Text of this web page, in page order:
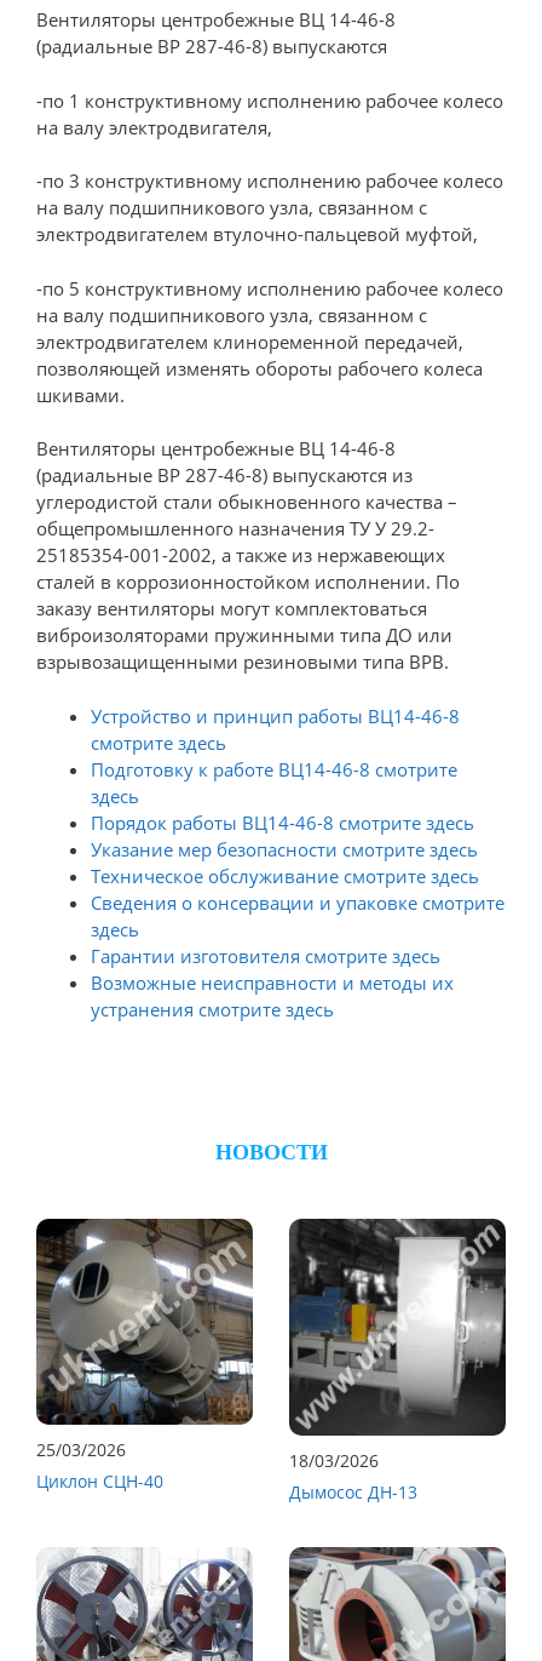
Вентиляторы центробежные ВЦ 14-46-8
(радиальные ВР 287-46-8) выпускаются
-по 1 конструктивному исполнению рабочее колесо
на валу электродвигателя,
-по 3 конструктивному исполнению рабочее колесо
на валу подшипникового узла, связанном с
электродвигателем втулочно-пальцевой муфтой,
-по 5 конструктивному исполнению рабочее колесо
на валу подшипникового узла, связанном с
электродвигателем клиноременной передачей,
позволяющей изменять обороты рабочего колеса
шкивами.
Вентиляторы центробежные ВЦ 14-46-8
(радиальные ВР 287-46-8) выпускаются из
углеродистой стали обыкновенного качества –
общепромышленного назначения ТУ У 29.2-
25185354-001-2002, а также из нержавеющих
сталей в коррозионностойком исполнении. По
заказу вентиляторы могут комплектоваться
виброизоляторами пружинными типа ДО или
взрывозащищенными резиновыми типа ВРВ.
Устройство и принцип работы ВЦ14-46-8
смотрите здесь
Подготовку к работе ВЦ14-46-8 смотрите
здесь
Порядок работы ВЦ14-46-8 смотрите здесь
Указание мер безопасности смотрите здесь
Техническое обслуживание смотрите здесь
Сведения о консервации и упаковке смотрите
здесь
Гарантии изготовителя смотрите здесь
Возможные неисправности и методы их
устранения смотрите здесь
НОВОСТИ
25/03/2026
Циклон СЦН-40
18/03/2026
Дымосос ДН-13